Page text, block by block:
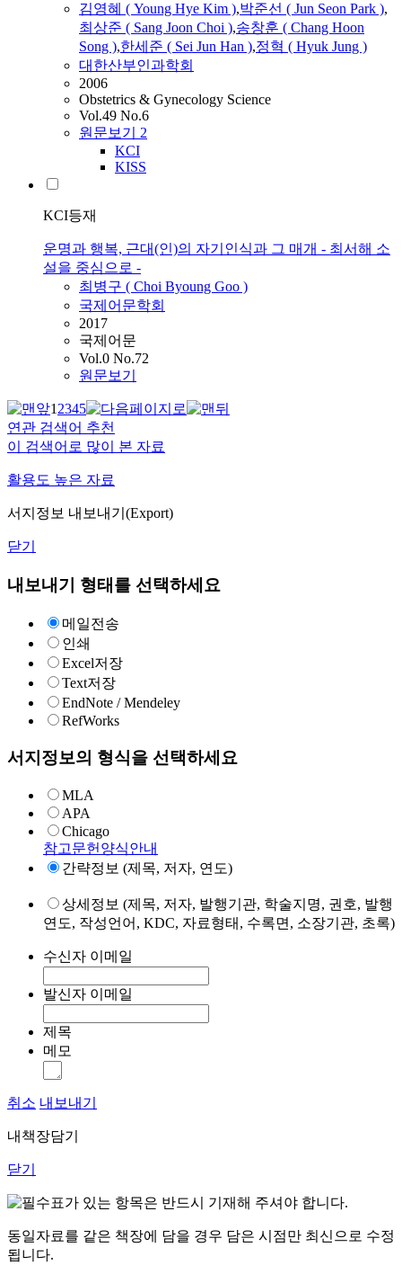
김영혜 ( Young Hye Kim ),박준선 ( Jun Seon Park ),
최상준 ( Sang Joon Choi ),송창훈 ( Chang Hoon
Song ),한세준 ( Sei Jun Han ),정혁 ( Hyuk Jung )
대한산부인과학회
2006
Obstetrics & Gynecology Science
Vol.49 No.6
원문보기 2
KCI
KISS
KCI등재
운명과 행복, 근대(인)의 자기인식과 그 매개 - 최서해 소
설을 중심으로 -
최병구 ( Choi Byoung Goo )
국제어문학회
2017
국제어문
Vol.0 No.72
원문보기
12345
연관 검색어 추천
이 검색어로 많이 본 자료
활용도 높은 자료
서지정보 내보내기(Export)
닫기
내보내기 형태를 선택하세요
메일전송
인쇄
Excel저장
Text저장
EndNote / Mendeley
RefWorks
서지정보의 형식을 선택하세요
MLA
APA
Chicago
참고문헌양식안내
간략정보 (제목, 저자, 연도)
상세정보 (제목, 저자, 발행기관, 학술지명, 권호, 발행
연도, 작성언어, KDC, 자료형태, 수록면, 소장기관, 초록)
수신자 이메일
발신자 이메일
제목
메모
취소 내보내기
내책장담기
닫기
표가 있는 항목은 반드시 기재해 주셔야 합니다.
동일자료를 같은 책장에 담을 경우 담은 시점만 최신으로 수정
됩니다.